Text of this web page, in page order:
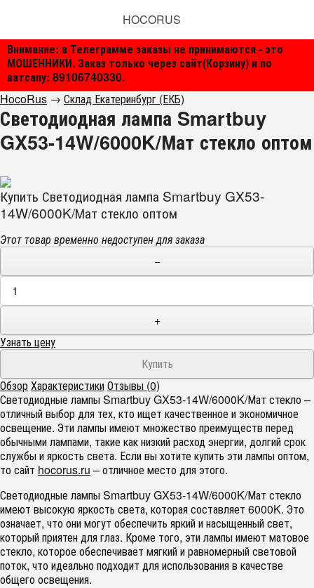
Внимание: в Телеграмме заказы не принимаются - это
МОШЕННИКИ. Заказ только через сайт(Корзину) и по
ватсапу: 89106740330.
HOCORUS
HocoRus → Склад Екатеринбург (ЕКБ)
Светодиодная лампа Smartbuy
GX53-14W/6000K/Мат стекло оптом
Купить Светодиодная лампа Smartbuy GX53-
14W/6000K/Мат стекло оптом
Этот товар временно недоступен для заказа
−
+
Узнать цену
ОбзорХарактеристикиОтзывы (0)
Светодиодные лампы Smartbuy GX53-14W/6000K/Мат стекло –
отличный выбор для тех, кто ищет качественное и экономичное
освещение. Эти лампы имеют множество преимуществ перед
обычными лампами, такие как низкий расход энергии, долгий срок
службы и яркость света. Если вы хотите купить эти лампы оптом,
то сайт hocorus.ru – отличное место для этого.
Светодиодные лампы Smartbuy GX53-14W/6000K/Мат стекло
имеют высокую яркость света, которая составляет 6000K. Это
означает, что они могут обеспечить яркий и насыщенный свет,
который приятен для глаз. Кроме того, эти лампы имеют матовое
стекло, которое обеспечивает мягкий и равномерный световой
поток, что идеально подходит для использования в качестве
общего освещения.